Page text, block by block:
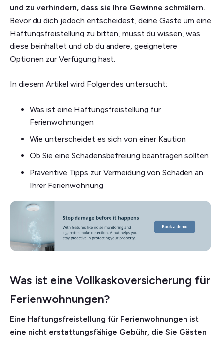
und zu verhindern, dass sie Ihre Gewinne schmälern.
Bevor du dich jedoch entscheidest, deine Gäste um eine
Haftungsfreistellung zu bitten, musst du wissen, was
diese beinhaltet und ob du andere, geeignetere
Optionen zur Verfügung hast.
In diesem Artikel wird Folgendes untersucht:
Was ist eine Haftungsfreistellung für
Ferienwohnungen
Wie unterscheidet es sich von einer Kaution
Ob Sie eine Schadensbefreiung beantragen sollten
Präventive Tipps zur Vermeidung von Schäden an
Ihrer Ferienwohnung
Was ist eine Vollkaskoversicherung für
Ferienwohnungen?
Eine Haftungsfreistellung für Ferienwohnungen ist
eine nicht erstattungsfähige Gebühr, die Sie Gästen